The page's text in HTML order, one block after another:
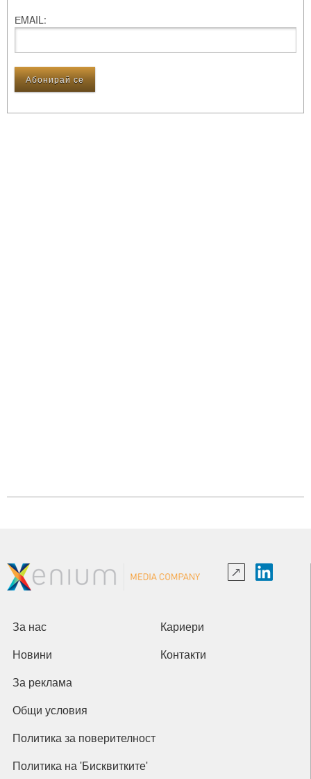
ЕMAIL:
За нас Кариери
Новини Контакти
За реклама
Общи условия
Политика за поверителност
Политика на 'Бисквитките'